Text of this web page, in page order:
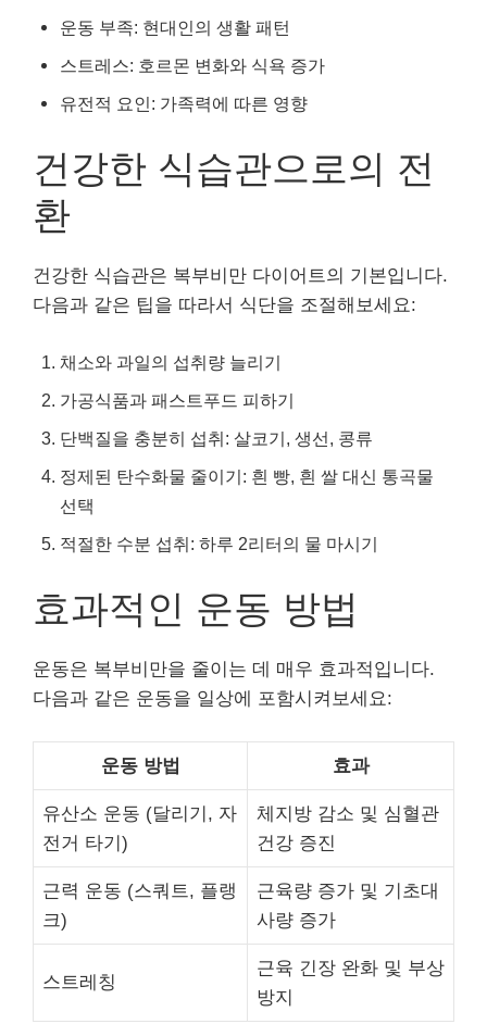
운동 부족: 현대인의 생활 패턴
스트레스: 호르몬 변화와 식욕 증가
유전적 요인: 가족력에 따른 영향
건강한 식습관으로의 전
환
건강한 식습관은 복부비만 다이어트의 기본입니다.
다음과 같은 팁을 따라서 식단을 조절해보세요:
채소와 과일의 섭취량 늘리기
가공식품과 패스트푸드 피하기
단백질을 충분히 섭취: 살코기, 생선, 콩류
정제된 탄수화물 줄이기: 흰 빵, 흰 쌀 대신 통곡물
선택
적절한 수분 섭취: 하루 2리터의 물 마시기
효과적인 운동 방법
운동은 복부비만을 줄이는 데 매우 효과적입니다.
다음과 같은 운동을 일상에 포함시켜보세요:
운동 방법 효과
유산소 운동 (달리기, 자
전거 타기)
체지방 감소 및 심혈관
건강 증진
근력 운동 (스쿼트, 플랭
크)
근육량 증가 및 기초대
사량 증가
스트레칭
근육 긴장 완화 및 부상
방지